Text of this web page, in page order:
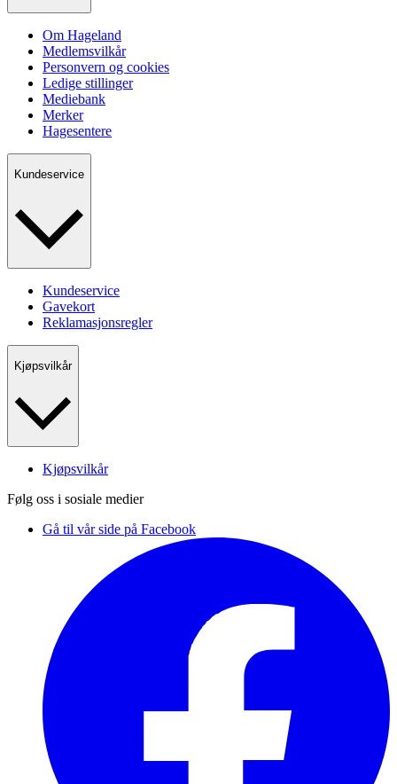
Om Hageland
Medlemsvilkår
Personvern og cookies
Ledige stillinger
Mediebank
Merker
Hagesentere
Kundeservice
Kundeservice
Gavekort
Reklamasjonsregler
Kjøpsvilkår
Kjøpsvilkår
Følg oss i sosiale medier
Gå til vår side på Facebook